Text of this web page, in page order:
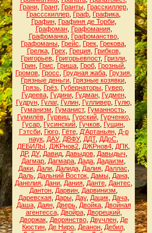
Грани, Грант, Гранты, Грасскиллер,
Грассскиллер Граф Графика
Графин, Графиня де Торби,
Графоман, Графомания,
Графоманка, Графоманство,
Графоманы Грейс Грек Грекова
Грелка, Грех Греция, Грибков,
Григорьев, Григорьевпост, Гризли,
Грин Грис Гриша Гроб Грозный
Громов Гросс Грудная жаба Грузия
Грязные деньги Грязные козявки
Грязь Грёз Губернаторы Гувер
Гудеева, Гудини, Гудман, Гудмен,
Гудрун, Гулаг, Гулин, Гулливер, Гулю,
Гуманизм
Гуманист, Гуманность
Гумилёв, Гурвиц, Гурский, Гурченко,
Гусар Гусинский Гучков Гущин
Гэтсби, Гюго, Гёте, Д'Артаньян, Д-р
наук ДАУ, ДВФУ, ДДТ, ДДоС
ДЕБИЛЫ
ДЖРнов2 ДЖРнов4 ДПК
ДР, ДУ, Давид, Давыдов, Давыдыч
Дагмар Дагмара Дада Дадаизм
Даки, Дали, Далида, Далия, Даллас
Даль, Дальний Восток, Дамы, Дана,
Данелия Дани Дания Данте Дантес
Дантон Дарвин Дарвинизм
Даревская, Дары, Дау, Дацик, Дача,
Даша, Даян, Дверь, Двойка, Двойная
агентесса, Двойра, Дворецкий,
Дворжак, Дворянство, Двучлен, Де
Кюстин Де Ниро Деанон Дебил